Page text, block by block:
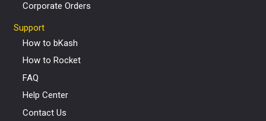
Corporate Orders
Support
How to bKash
How to Rocket
FAQ
Help Center
Contact Us